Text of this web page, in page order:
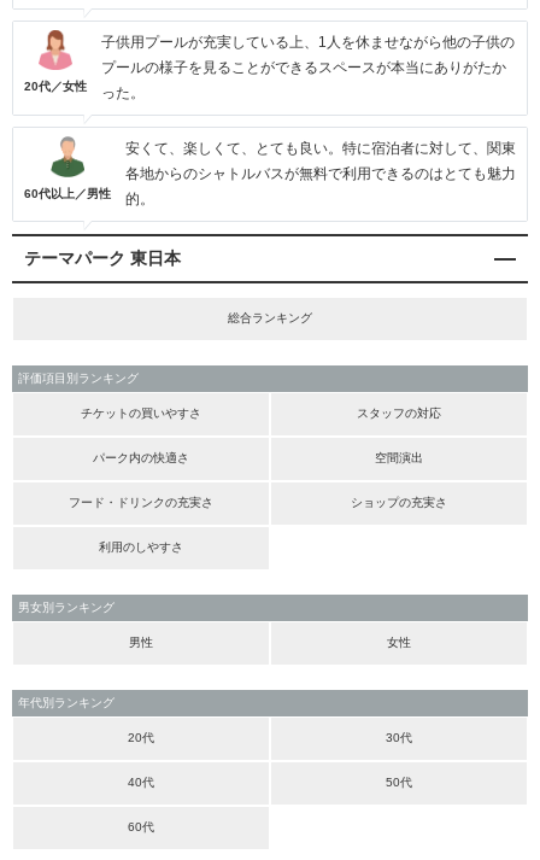
20代／女性
子供用プールが充実している上、1人を休ませながら他の子供の
プールの様子を見ることができるスペースが本当にありがたか
った。
60代以上／男性
安くて、楽しくて、とても良い。特に宿泊者に対して、関東
各地からのシャトルバスが無料で利用できるのはとても魅力
的。
テーマパーク 東日本
総合ランキング
評価項目別ランキング
チケットの買いやすさ スタッフの対応
パーク内の快適さ 空間演出
フード・ドリンクの充実さ ショップの充実さ
利用のしやすさ
男女別ランキング
男性 女性
年代別ランキング
20代 30代
40代 50代
60代